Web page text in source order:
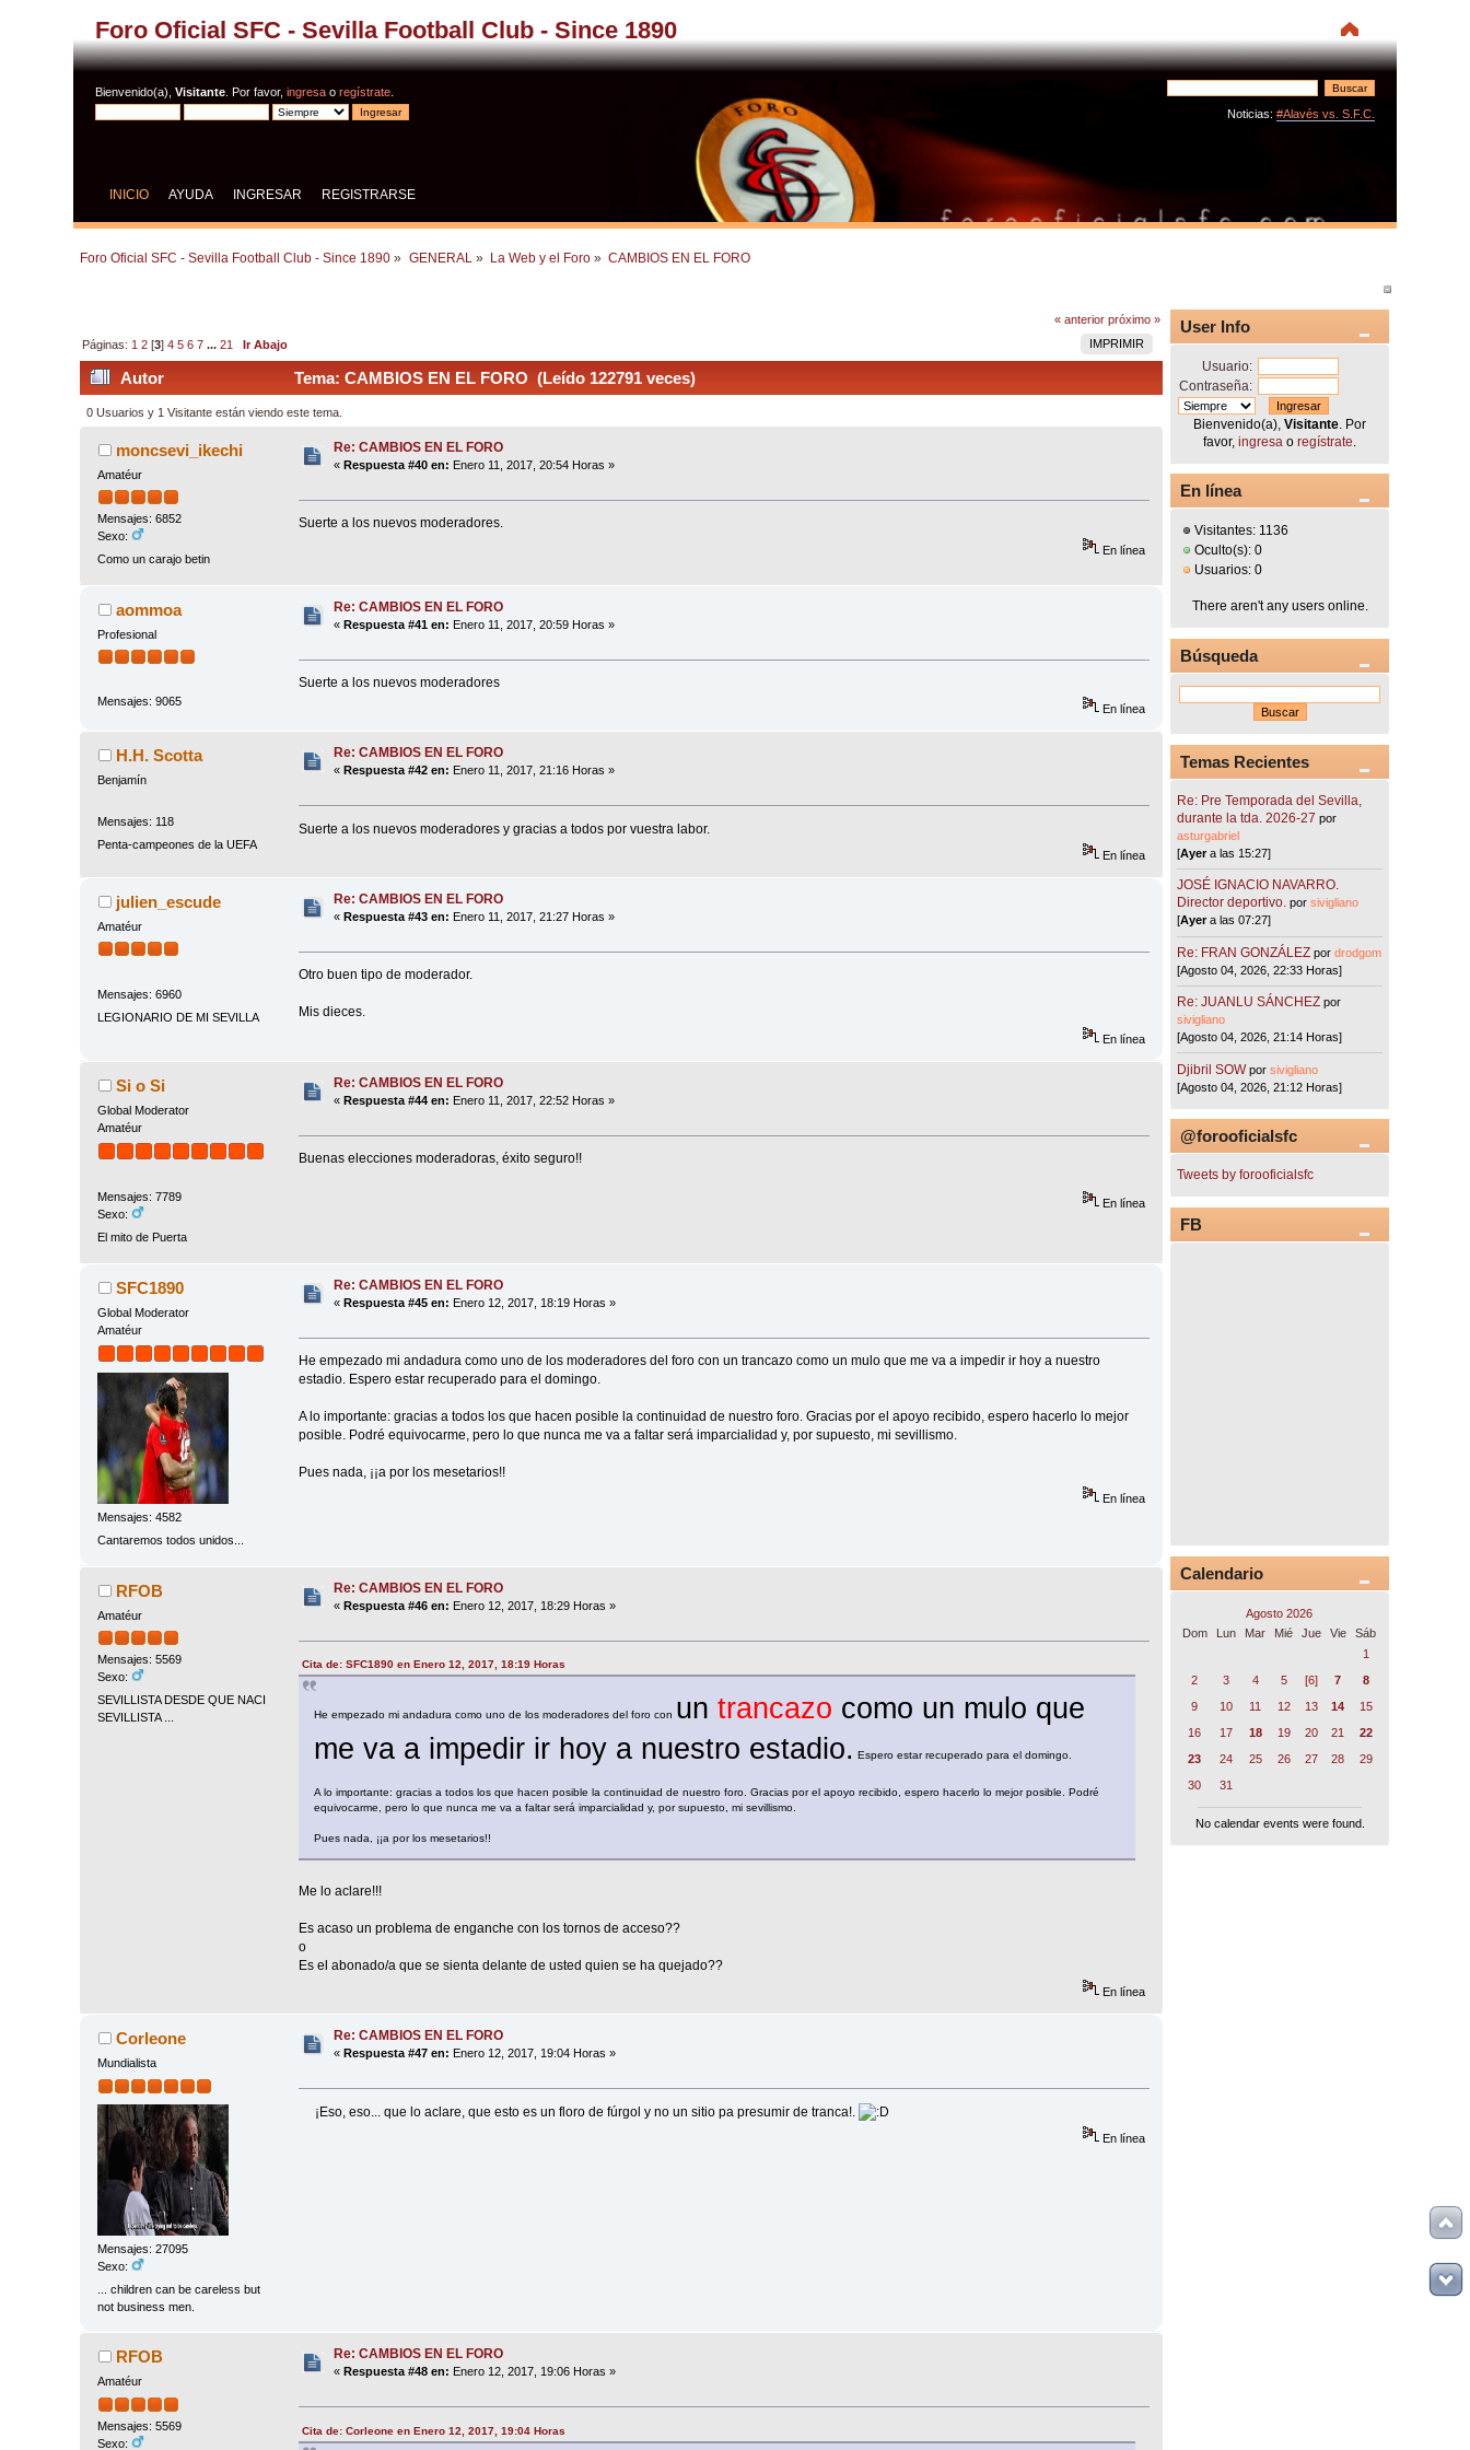
Foro Oficial SFC - Sevilla Football Club - Since 1890
Bienvenido(a),Visitante . Por favor,ingresa oregístrate
Noticias: #Alavés vs. S.F.C.
INICIO AYUDA INGRESAR REGISTRARSE
Foro Oficial SFC - Sevilla Football Club - Since 1890 » GENERAL» La Web y el Foro» CAMBIOS EN EL FORO
« anterior próximo »
IMPRIMIR
Páginas: 1 2 [3]4 5 6 7 ...21 Ir Abajo
Autor Tema: CAMBIOS EN EL FORO (Leído 122791 veces)
0 Usuarios y 1 Visitante están viendo este tema.
moncsevi_ikechi
Amatéur
Mensajes: 6852
Sexo:
Como un carajo betin
Re: CAMBIOS EN EL FORO
«Respuesta #40 en: Enero 11, 2017, 20:54 Horas »
Suerte a los nuevos moderadores.
En línea
aommoa
Profesional
Mensajes: 9065
Re: CAMBIOS EN EL FORO
«Respuesta #41 en: Enero 11, 2017, 20:59 Horas »
Suerte a los nuevos moderadores
En línea
H.H. Scotta
Benjamín
Mensajes: 118
Penta-campeones de la UEFA
Re: CAMBIOS EN EL FORO
« Respuesta #42 en: Enero 11, 2017, 21:16 Horas »
Suerte a los nuevos moderadores y gracias a todos por vuestra labor.
En línea
julien_escude
Amatéur
Mensajes: 6960
LEGIONARIO DE MI SEVILLA
Re: CAMBIOS EN EL FORO
«Respuesta #43 en: Enero 11, 2017, 21:27 Horas »
Otro buen tipo de moderador.
Mis dieces.
En línea
Si o Si
Global Moderator
Amatéur
Mensajes: 7789
Sexo:
El mito de Puerta
Re: CAMBIOS EN EL FORO
«Respuesta #44 en: Enero 11, 2017, 22:52 Horas »
Buenas elecciones moderadoras, éxito seguro!!
En línea
SFC1890
Global Moderator
Amatéur
Mensajes: 4582
Cantaremos todos unidos...
Re: CAMBIOS EN EL FORO
«Respuesta #45 en: Enero 12, 2017, 18:19 Horas »
He empezado mi andadura como uno de los moderadores del foro con un trancazo como un mulo que me va a impedir ir hoy a nuestro
estadio. Espero estar recuperado para el domingo.
A lo importante: gracias a todos los que hacen posible la continuidad de nuestro foro. Gracias por el apoyo recibido, espero hacerlo lo mejor
posible. Podré equivocarme, pero lo que nunca me va a faltar será imparcialidad y, por supuesto, mi sevillismo.
Pues nada, ¡¡a por los mesetarios!!
En línea
RFOB
Amatéur
Mensajes: 5569
Sexo:
SEVILLISTA DESDE QUE NACI
SEVILLISTA ...
Re: CAMBIOS EN EL FORO
«Respuesta #46 en: Enero 12, 2017, 18:29 Horas »
Cita de: SFC1890 en Enero 12, 2017, 18:19 Horas
He empezado mi andadura como uno de los moderadores del foro con un trancazo como un mulo que
me va a impedir ir hoy a nuestro estadio. Espero estar recuperado para el domingo.
A lo importante: gracias a todos los que hacen posible la continuidad de nuestro foro. Gracias por el apoyo recibido, espero hacerlo lo mejor posible. Podré
equivocarme, pero lo que nunca me va a faltar será imparcialidad y, por supuesto, mi sevillismo.
Pues nada, ¡¡a por los mesetarios!!
Me lo aclare!!!
Es acaso un problema de enganche con los tornos de acceso??
o
Es el abonado/a que se sienta delante de usted quien se ha quejado??
En línea
Corleone
Mundialista
Mensajes: 27095
Sexo:
... children can be careless but
not business men.
Re: CAMBIOS EN EL FORO
« Respuesta #47 en: Enero 12, 2017, 19:04 Horas »
¡Eso, eso... que lo aclare, que esto es un floro de fúrgol y no un sitio pa presumir de tranca!.
En línea
RFOB
Amatéur
Mensajes: 5569
Sexo:
Re: CAMBIOS EN EL FORO
« Respuesta #48 en: Enero 12, 2017, 19:06 Horas »
Cita de: Corleone en Enero 12, 2017, 19:04 Horas
User Info
Usuario:
Contraseña:
Bienvenido(a),Visitante . Por
favor,ingresa oregístrate
En línea
Visitantes: 1136
Oculto(s): 0
Usuarios: 0
There aren't any users online.
Búsqueda
Temas Recientes
Re: Pre Temporada del Sevilla,
durante la tda. 2026-27 por
asturgabriel
[Ayera las 15:27]
JOSÉ IGNACIO NAVARRO.
Director deportivo. porsivigliano
[Ayera las 07:27]
Re: FRAN GONZÁLEZ pordrodgom
[Agosto 04, 2026, 22:33 Horas]
Re: JUANLU SÁNCHEZ por
sivigliano
[Agosto 04, 2026, 21:14 Horas]
Djibril SOW porsivigliano
[Agosto 04, 2026, 21:12 Horas]
@forooficialsfc
Tweets by forooficialsfc
FB
Calendario
Agosto 2026
Dom
Lun Mar Mié Jue Vie
Sáb
1
2
3 4 5 [6] 7
8
9
10 11 12 13 14
15
16
17 18 19 20 21
22
23
24 25 26 27 28
29
30
31
No calendar events were found.